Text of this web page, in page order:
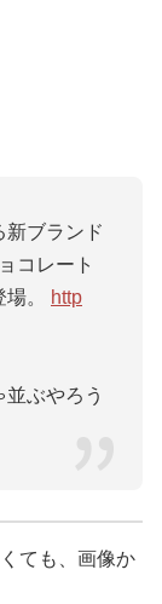
新ブランド
コレート
。
http
ぶやろう
クアップ
ても、画像か